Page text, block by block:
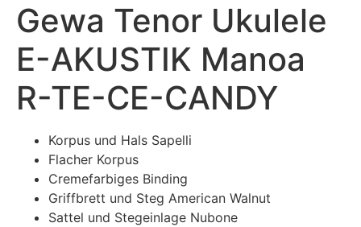
Gewa Tenor Ukulele
E-AKUSTIK Manoa
R-TE-CE-CANDY
Korpus und Hals Sapelli
Flacher Korpus
Cremefarbiges Binding
Griffbrett und Steg American Walnut
Sattel und Stegeinlage Nubone